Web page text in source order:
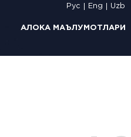
Рус Eng Uzb
АЛОКА МАЪЛУМОТЛАРИ